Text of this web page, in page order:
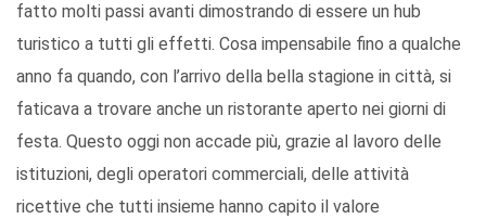
fatto molti passi avanti dimostrando di essere un hub
turistico a tutti gli effetti. Cosa impensabile fino a qualche
anno fa quando, con l’arrivo della bella stagione in città, si
faticava a trovare anche un ristorante aperto nei giorni di
festa. Questo oggi non accade più, grazie al lavoro delle
istituzioni, degli operatori commerciali, delle attività
ricettive che tutti insieme hanno capito il valore